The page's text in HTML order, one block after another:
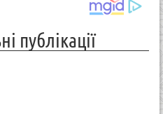
публікації